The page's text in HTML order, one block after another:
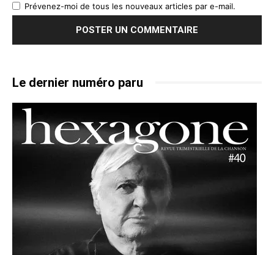
Prévenez-moi de tous les nouveaux articles par e-mail.
Le dernier numéro paru